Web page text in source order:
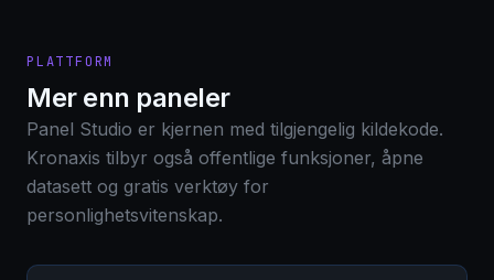
PLATTFORM
Mer enn paneler
Panel Studio er kjernen med tilgjengelig kildekode.
Kronaxis tilbyr også offentlige funksjoner, åpne
datasett og gratis verktøy for
personlighetsvitenskap.